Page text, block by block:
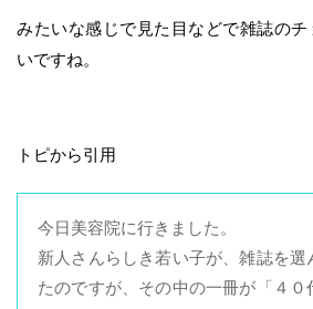
みたいな感じで見た目などで雑誌の
いですね。
トピから引用
今日美容院に行きました。
新人さんらしき若い子が、雑誌を
たのですが、その中の一冊が「４０